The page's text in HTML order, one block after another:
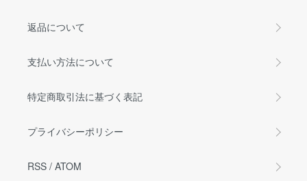
返品について
支払い方法について
特定商取引法に基づく表記
プライバシーポリシー
RSS / ATOM